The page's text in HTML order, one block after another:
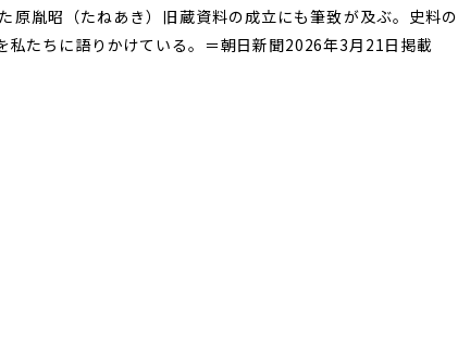
原胤昭（たねあき）旧蔵資料の成立にも筆致が及ぶ。史料の
私たちに語りかけている。＝朝日新聞2026年3月21日掲載